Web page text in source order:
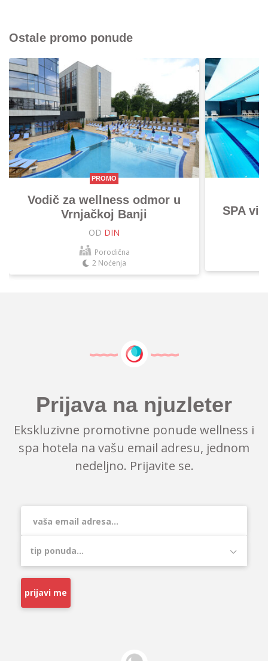
Ostale promo ponude
PROMO
Vodič za wellness odmor u
Vrnjačkoj Banji
OD DIN
Porodična
2 Noćenja
SPA
Prijava na njuzleter
Ekskluzivne promotivne ponude wellness i
spa hotela na vašu email adresu, jednom
nedeljno. Prijavite se.
prijavi me